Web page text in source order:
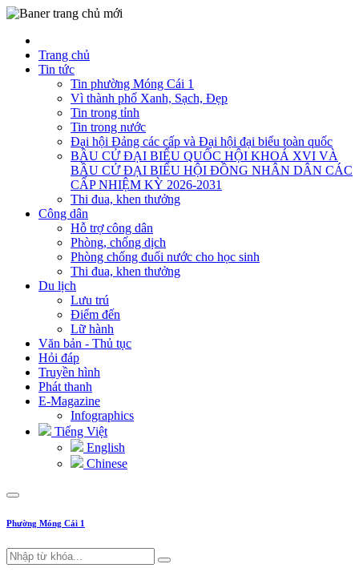
Trang chủ
Tin tức
Tin phường Móng Cái 1
Vì thành phố Xanh, Sạch, Đẹp
Tin trong tỉnh
Tin trong nước
Đại hội Đảng các cấp và Đại hội đại biểu toàn quốc
BẦU CỬ ĐẠI BIỂU QUỐC HỘI KHOÁ XVI VÀ
BẦU CỬ ĐẠI BIỂU HỘI ĐỒNG NHÂN DÂN CÁC
CẤP NHIỆM KỲ 2026-2031
Thi đua, khen thưởng
Công dân
Hỗ trợ công dân
Phòng, chống dịch
Phòng chống đuối nước cho học sinh
Thi đua, khen thưởng
Du lịch
Lưu trú
Điểm đến
Lữ hành
Văn bản - Thủ tục
Hỏi đáp
Truyền hình
Phát thanh
E-Magazine
Infographics
Tiếng Việt
English
Chinese
Phường Móng Cái 1